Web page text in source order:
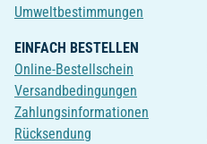
Umweltbestimmungen
EINFACH BESTELLEN
Online-Bestellschein
Versandbedingungen
Zahlungsinformationen
Rücksendung